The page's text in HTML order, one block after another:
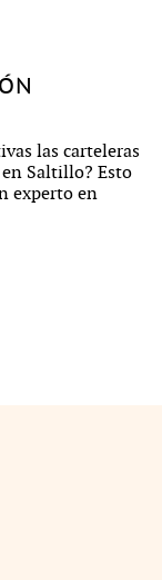
las carteleras
Saltillo? Esto
experto en